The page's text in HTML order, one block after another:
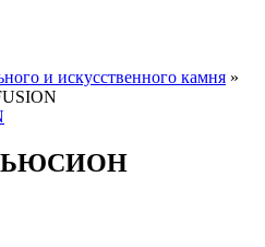
и искусственного камня »